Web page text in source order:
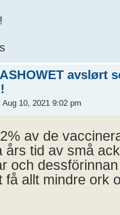
avslørt
Aug 10, 2021 9:02 pm
av de
års tid av små
och
få allt mindre ork